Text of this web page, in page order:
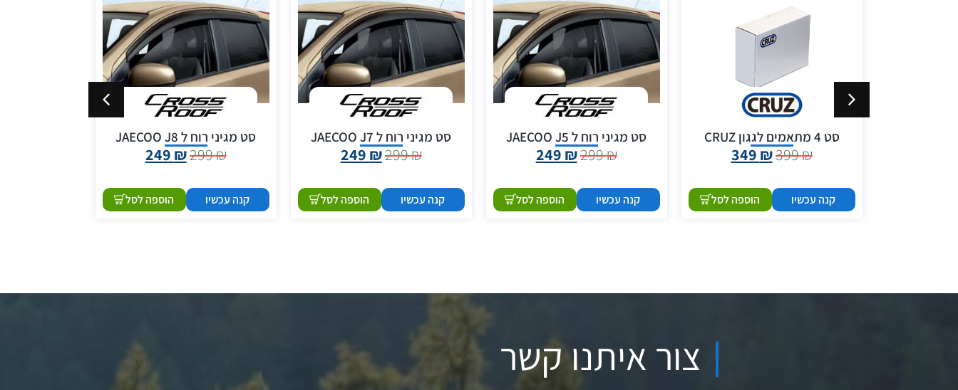
סט 4 מתאמים לגגון CRUZ
399₪
349 ₪
קנה עכשיו הוספה לסל
סט מגיני רוח ל JAECOO J5
299₪
249 ₪
קנה עכשיו הוספה לסל
סט מגיני רוח ל JAECOO J7
299₪
249 ₪
קנה עכשיו הוספה לסל
סט מגיני רוח ל JAECOO J8
299₪
249 ₪
קנה עכשיו הוספה לסל
צור איתנו קשר